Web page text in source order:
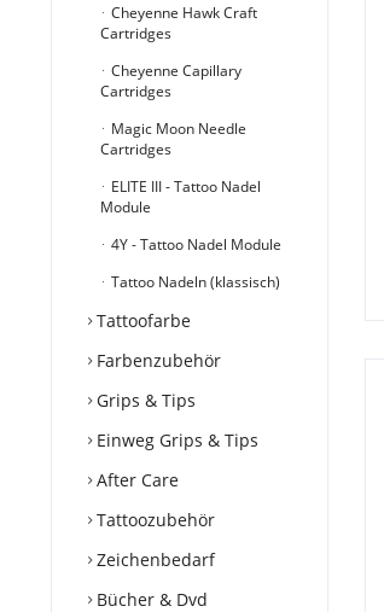
Cheyenne Hawk Craft
Cartridges
Cheyenne Capillary
Cartridges
Magic Moon Needle
Cartridges
ELITE III - Tattoo Nadel
Module
4Y - Tattoo Nadel Module
Tattoo Nadeln (klassisch)
Tattoofarbe
Farbenzubehör
Grips & Tips
Einweg Grips & Tips
After Care
Tattoozubehör
Zeichenbedarf
Bücher & Dvd